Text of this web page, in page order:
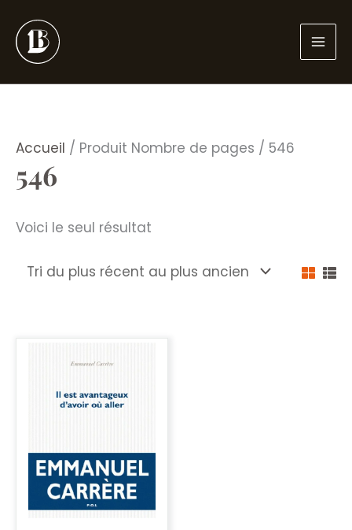
au
contenu
Accueil / Produit Nombre de pages / 546
546
Voici le seul résultat